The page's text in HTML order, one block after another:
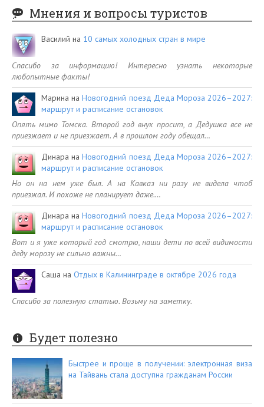
Мнения и вопросы туристов
Василий на 10 самых холодных стран в мире
Спасибо за информацию! Интересно узнать некоторые
любопытные факты!
Марина наНовогодний поезд Деда Мороза 2026–2027:
маршрут и расписание остановок
Опять мимо Томска. Второй год внук просит, а Дедушка все не
приезжает и не приезжает. А в прошлом году обещал…
Динара наНовогодний поезд Деда Мороза 2026–2027:
маршрут и расписание остановок
Но он на нем уже был. А на Кавказ ни разу не видела чтоб
приезжал. И похоже не планирует даже.…
Динара наНовогодний поезд Деда Мороза 2026–2027:
маршрут и расписание остановок
Вот и я уже который год смотрю, наши дети по всей видимости
деду морозу не сильно важны…
Саша на Отдых в Калининграде в октябре 2026 года
Спасибо за полезную статью. Возьму на заметку.
Будет полезно
Быстрее и проще в получении: электронная виза
на Тайвань стала доступна гражданам России